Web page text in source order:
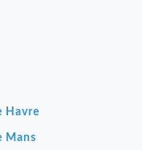
Havre
Mans